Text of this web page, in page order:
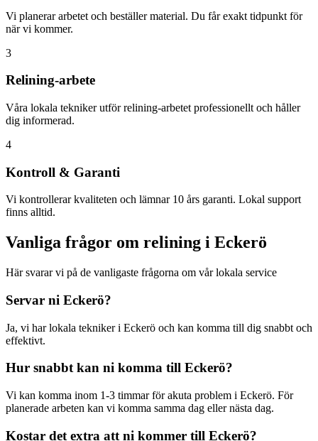
Vi planerar arbetet och beställer material. Du får exakt tidpunkt för
när vi kommer.
3
Relining-arbete
Våra lokala tekniker utför relining-arbetet professionellt och håller
dig informerad.
4
Kontroll & Garanti
Vi kontrollerar kvaliteten och lämnar 10 års garanti. Lokal support
finns alltid.
Vanliga frågor om relining i Eckerö
Här svarar vi på de vanligaste frågorna om vår lokala service
Servar ni Eckerö?
Ja, vi har lokala tekniker i Eckerö och kan komma till dig snabbt och
effektivt.
Hur snabbt kan ni komma till Eckerö?
Vi kan komma inom 1-3 timmar för akuta problem i Eckerö. För
planerade arbeten kan vi komma samma dag eller nästa dag.
Kostar det extra att ni kommer till Eckerö?